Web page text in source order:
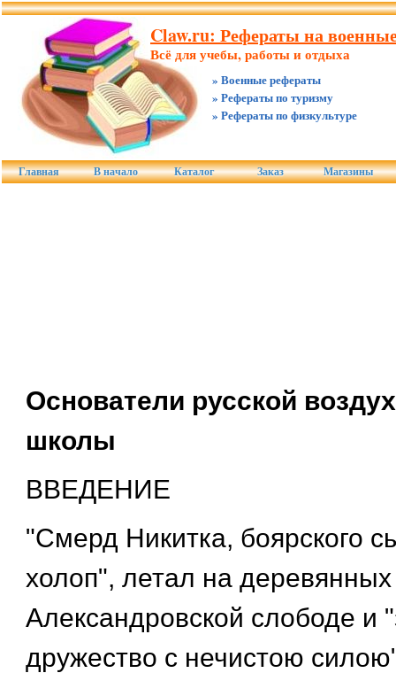
Claw.ru: Рефераты на
Всё для учебы, работы и отдыха
» Военные рефераты
» Рефераты по туризму
» Рефераты по физкультуре
Главная В начало Каталог Заказ Магазины
Основатели русской
школы
ВВЕДЕНИЕ
"Смерд Никитка, боярского
холоп", летал на
Александровской слободе и
дружество с нечистою